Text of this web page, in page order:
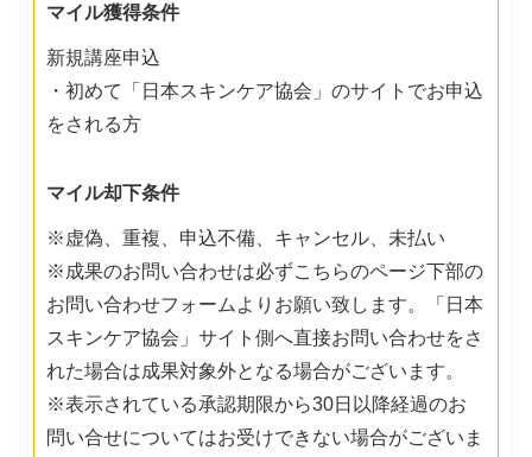
マイル獲得条件
新規講座申込
・初めて「日本スキンケア協会」のサイトでお申込
をされる方
マイル却下条件
※虚偽、重複、申込不備、キャンセル、未払い
※成果のお問い合わせは必ずこちらのページ下部の
お問い合わせフォームよりお願い致します。「日本
スキンケア協会」サイト側へ直接お問い合わせをさ
れた場合は成果対象外となる場合がございます。
※表示されている承認期限から30日以降経過のお
問い合せについてはお受けできない場合がございま